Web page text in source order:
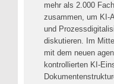
mehr als 2.000
zusammen, um KI-
und
diskutieren. Im
mit dem neuen
kontrollierten KI-